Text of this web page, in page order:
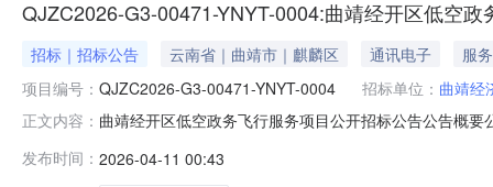
QJZC2026-G3-00471-YNYT-0004:曲靖经开区低空
招标｜招标公告 云南省｜曲靖市｜麒麟区 通讯电子
服务
项目编号： QJZC2026-G3-00471-YNYT-0004 招标单位： 曲靖经
正文内容： 曲靖经开区低空政务飞行服务项目公开招标公告公告概
件的地点云南省政府采购电子交易平台（政采云https://
发布时间： 2026-04-11 00:43